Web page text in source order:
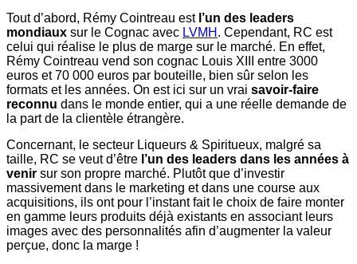
Tout d’abord, Rémy Cointreau est l’un des leaders
mondiaux sur le Cognac avec LVMH . Cependant, RC est
celui qui réalise le plus de marge sur le marché. En effet,
Rémy Cointreau vend son cognac Louis XIII entre 3000
euros et 70 000 euros par bouteille, bien sûr selon les
formats et les années. On est ici sur un vrai savoir-faire
reconnu dans le monde entier, qui a une réelle demande de
la part de la clientèle étrangère.
Concernant, le secteur Liqueurs & Spiritueux, malgré sa
taille, RC se veut d’être l’un des leaders dans les années à
venir sur son propre marché. Plutôt que d’investir
massivement dans le marketing et dans une course aux
acquisitions, ils ont pour l’instant fait le choix de faire monter
en gamme leurs produits déjà existants en associant leurs
images avec des personnalités afin d’augmenter la valeur
perçue, donc la marge !